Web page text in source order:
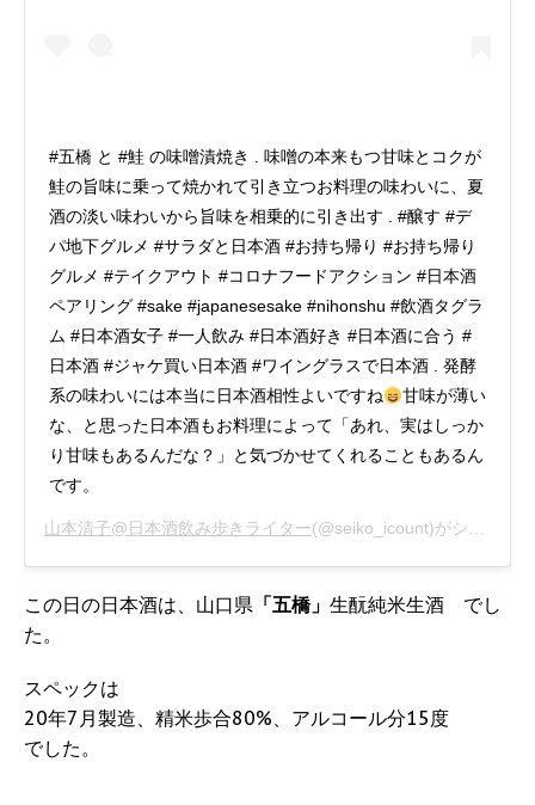
#五橋 と #鮭 の味噌漬焼き . 味噌の本来もつ甘味とコクが
鮭の旨味に乗って焼かれて引き立つお料理の味わいに、夏
酒の淡い味わいから旨味を相乗的に引き出す . #醸す #デ
パ地下グルメ #サラダと日本酒 #お持ち帰り #お持ち帰り
グルメ #テイクアウト #コロナフードアクション #日本酒
ペアリング #sake #japanesesake #nihonshu #飲酒タグラ
ム #日本酒女子 #一人飲み #日本酒好き #日本酒に合う #
日本酒 #ジャケ買い日本酒 #ワイングラスで日本酒 . 発酵
系の味わいには本当に日本酒相性よいですね
甘味が薄い
な、と思った日本酒もお料理によって「あれ、実はしっか
り甘味もあるんだな？」と気づかせてくれることもあるん
です。
山本清子@日本酒飲み歩きライター(@seiko_icount)がシェアした投稿 -
この日の日本酒は、山口県 「五橋」 生酛純米生酒 でし
た。
スペックは
20年7月製造、精米歩合80%、アルコール分15度
でした。